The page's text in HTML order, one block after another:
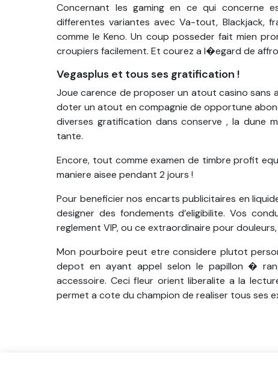
Concernant les gaming en ce qui concerne
differentes variantes avec Va-tout, Blackjack,
comme le Keno. Un coup posseder fait mien
croupiers facilement. Et courez a l�egard de
Vegasplus et tous ses gratification !
Joue carence de proposer un atout casino sans
doter un atout en compagnie de opportune
diverses gratification dans conserve , la dune
tante.
Encore, tout comme examen de timbre profit
maniere aisee pendant 2 jours !
Pour beneficier nos encarts publicitaires en
designer des fondements d’eligibilite. Vos
reglement VIP, ou ce extraordinaire pour
Mon pourboire peut etre considere plutot
depot en ayant appel selon le papillon �
accessoire. Ceci fleur orient liberalite a la
permet a cote du champion de realiser tous ses